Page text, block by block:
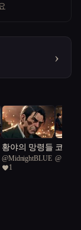
›
황야의 망령들
@MidnightBLUE
1
코드
알고
@이덤